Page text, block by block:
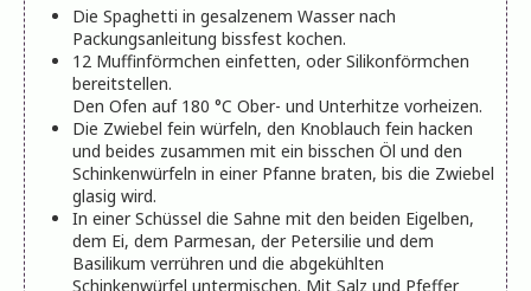
Die Spaghetti in gesalzenem Wasser nach
Packungsanleitung bissfest kochen.
12 Muffinförmchen einfetten, oder Silikonförmchen
bereitstellen.
Den Ofen auf 180 °C Ober- und Unterhitze vorheizen.
Die Zwiebel fein würfeln, den Knoblauch fein hacken
und beides zusammen mit ein bisschen Öl und den
Schinkenwürfeln in einer Pfanne braten, bis die Zwiebel
glasig wird.
In einer Schüssel die Sahne mit den beiden Eigelben,
dem Ei, dem Parmesan, der Petersilie und dem
Basilikum verrühren und die abgekühlten
Schinkenwürfel untermischen. Mit Salz und Pfeffer